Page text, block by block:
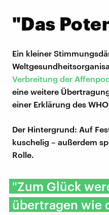
"Das
Ein kleiner
Verbreitung der
eine weitere
einer Erklärung des
Der Hintergrund: Auf
kuschelig – außerdem
Rolle.
"Zum Glück
übertragen wie